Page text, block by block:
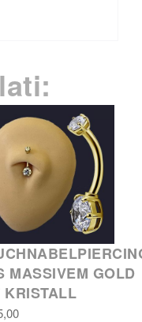
MASSIVEM GOLD
KRISTALL